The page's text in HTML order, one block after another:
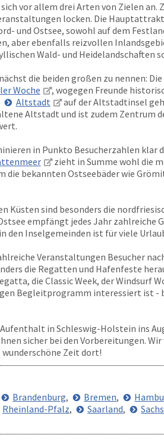
vor allem drei Arten von Zielen an.
locken. Die
und Ostsee, sowohl auf dem
aber ebenfalls reizvollen
Wald- und Heidelandschaften
die beiden großen zu nennen:
Woche , wogegen Freunde
Altstadt
auf der Altstadtinsel
Altstadt und ist zudem Zentrum
in Punkto Besucherzahlen klar
zieht in Summe wohl die
bekannten Ostseebäder wie
Küsten sind besonders die
empfängt jedes Jahr zahlreiche
den Inselgemeinden ist für viele
Veranstaltungen Besucher
die Regatten und Hafenfeste
die Classic Week, der Windsurf
Begleitprogramm interessiert ist -
in Schleswig-Holstein ins
sicher bei den Vorbereitungen.
Zeit dort!
Brandenburg, Bremen,
Rheinland-Pfalz, Saarland,